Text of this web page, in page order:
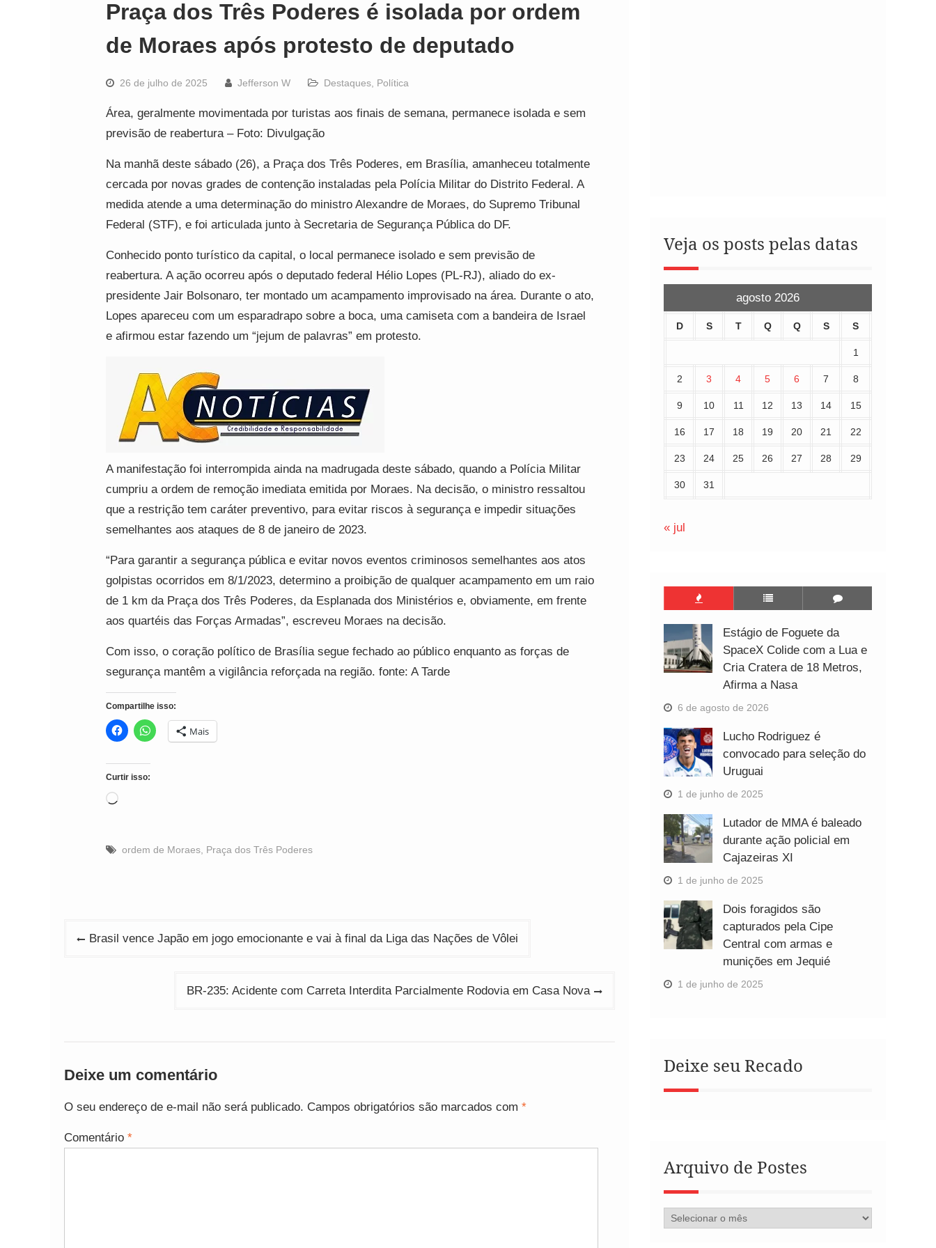
Praça dos Três Poderes é isolada por ordem
de Moraes após protesto de deputado
26 de julho de 2025 Jefferson W Destaques Política
Área, geralmente movimentada por turistas aos finais de semana, permanece isolada e sem
previsão de reabertura – Foto: Divulgação
Na manhã deste sábado (26), a Praça dos Três Poderes, em Brasília, amanheceu totalmente
cercada por novas grades de contenção instaladas pela Polícia Militar do Distrito Federal. A
medida atende a uma determinação do ministro Alexandre de Moraes, do Supremo Tribunal
Federal (STF), e foi articulada junto à Secretaria de Segurança Pública do DF.
Conhecido ponto turístico da capital, o local permanece isolado e sem previsão de
reabertura. A ação ocorreu após o deputado federal Hélio Lopes (PL-RJ), aliado do ex-
presidente Jair Bolsonaro, ter montado um acampamento improvisado na área. Durante o ato,
Lopes apareceu com um esparadrapo sobre a boca, uma camiseta com a bandeira de Israel
e afirmou estar fazendo um “jejum de palavras” em protesto.
A manifestação foi interrompida ainda na madrugada deste sábado, quando a Polícia Militar
cumpriu a ordem de remoção imediata emitida por Moraes. Na decisão, o ministro ressaltou
que a restrição tem caráter preventivo, para evitar riscos à segurança e impedir situações
semelhantes aos ataques de 8 de janeiro de 2023.
“Para garantir a segurança pública e evitar novos eventos criminosos semelhantes aos atos
golpistas ocorridos em 8/1/2023, determino a proibição de qualquer acampamento em um raio
de 1 km da Praça dos Três Poderes, da Esplanada dos Ministérios e, obviamente, em frente
aos quartéis das Forças Armadas”, escreveu Moraes na decisão.
Com isso, o coração político de Brasília segue fechado ao público enquanto as forças de
segurança mantêm a vigilância reforçada na região. fonte: A Tarde
Compartilhe isso:
Mais
Curtir isso:
Carregando...
ordem de Moraes Praça dos Três Poderes
Navegação
Brasil vence Japão em jogo emocionante e vai à final da Liga das Nações de Vôlei
BR-235: Acidente com Carreta Interdita Parcialmente Rodovia em Casa Nova
Deixe um comentário
O seu endereço de e-mail não será publicado. Campos obrigatórios são marcados com *
Comentário *
Veja os posts pelas datas
agosto 2026
D S T Q Q S S
1
2 3 4 5 6 7 8
9 10 11 12 13 14 15
16 17 18 19 20 21 22
23 24 25 26 27 28 29
30 31
« jul
Estágio de Foguete da
SpaceX Colide com a Lua e
Cria Cratera de 18 Metros,
Afirma a Nasa
6 de agosto de 2026
Lucho Rodriguez é
convocado para seleção do
Uruguai
1 de junho de 2025
Lutador de MMA é baleado
durante ação policial em
Cajazeiras XI
1 de junho de 2025
Dois foragidos são
capturados pela Cipe
Central com armas e
munições em Jequié
1 de junho de 2025
Deixe seu Recado
Arquivo de Postes
Arquivo